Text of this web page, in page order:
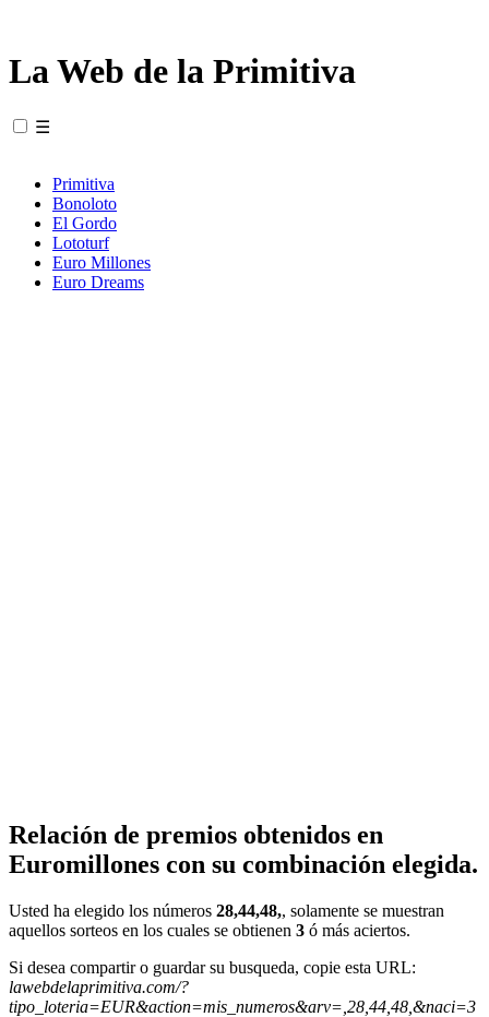
La Web de la Primitiva
☰
Primitiva
Bonoloto
El Gordo
Lototurf
Euro Millones
Euro Dreams
Relación de premios obtenidos en
Euromillones con su combinación elegida.
Usted ha elegido los números 28,44,48,, solamente se muestran
aquellos sorteos en los cuales se obtienen 3 ó más aciertos.
Si desea compartir o guardar su busqueda, copie esta URL:
lawebdelaprimitiva.com/?
tipo_loteria=EUR&action=mis_numeros&arv=,28,44,48,&naci=3